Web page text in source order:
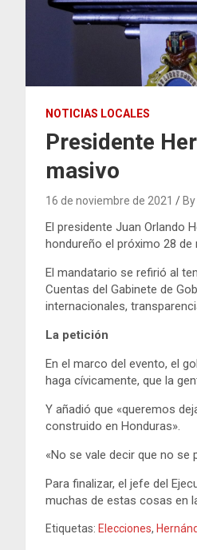
NOTICIAS LOCALES
Presidente
masivo
16 de noviembre de 2021
El presidente Juan Orlando
hondureño el próximo 28 de
El mandatario se refirió al
Cuentas del Gabinete de
internacionales,
La petición
En el marco del evento, el
haga cívicamente, que la
Y añadió que «queremos
construido en Honduras».
«No se vale decir que no se
Para finalizar, el jefe del
muchas de estas cosas en
Etiquetas: Elecciones,